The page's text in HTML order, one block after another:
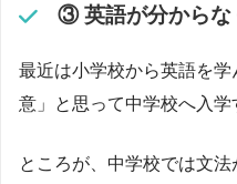
③ 英語が分からな
最近は小学校から英語を
意」と思って中学校へ入学
ところが、中学校では文